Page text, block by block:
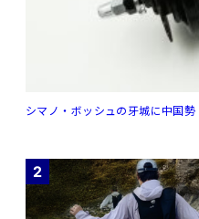
シマノ・ボッシュの牙城に中国
2